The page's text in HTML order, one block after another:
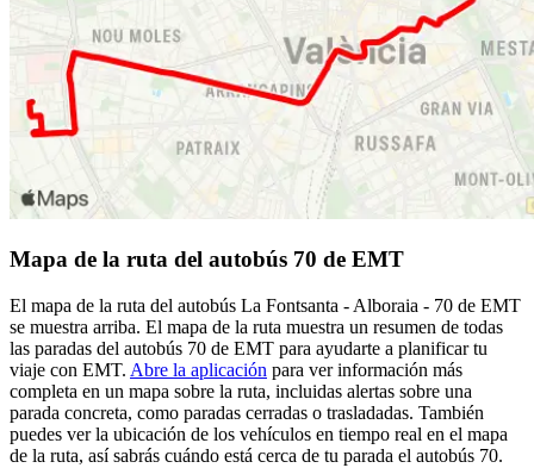
Mapa de la ruta del autobús 70 de EMT
El mapa de la ruta del autobús La Fontsanta - Alboraia - 70 de EMT
se muestra arriba. El mapa de la ruta muestra un resumen de todas
las paradas del autobús 70 de EMT para ayudarte a planificar tu
viaje con EMT. Abre la aplicación para ver información más
completa en un mapa sobre la ruta, incluidas alertas sobre una
parada concreta, como paradas cerradas o trasladadas. También
puedes ver la ubicación de los vehículos en tiempo real en el mapa
de la ruta, así sabrás cuándo está cerca de tu parada el autobús 70.